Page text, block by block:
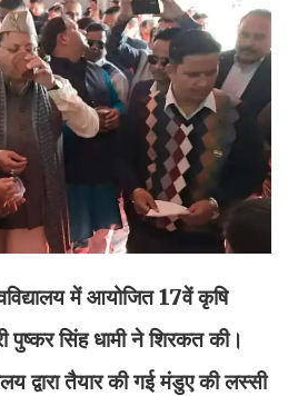
में आयोजित 17वें कृषि
पुष्कर सिंह धामी ने शिरकत की।
द्वारा तैयार की गई मंडुए की लस्सी